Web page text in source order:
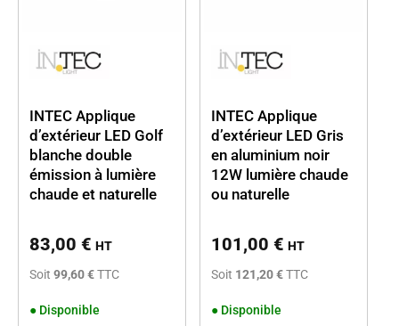
INTEC Applique
d’extérieur LED Golf
blanche double
émission à lumière
chaude et naturelle
83,00 € HT
Soit 99,60 €TTC
● Disponible
INTEC Applique
d’extérieur LED Gris
en aluminium noir
12W lumière chaude
ou naturelle
101,00 € HT
Soit 121,20 €TTC
● Disponible